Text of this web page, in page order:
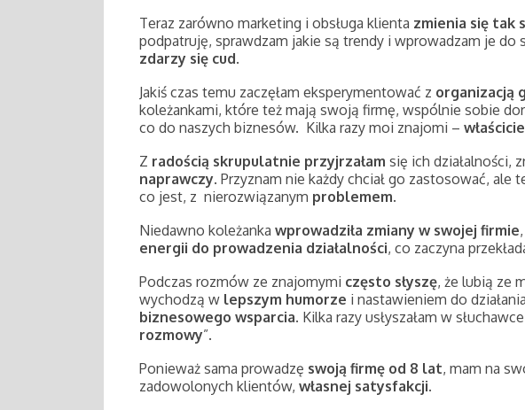
Teraz zarówno marketing i obsługa klienta zmienia się tak
podpatruję, sprawdzam jakie są trendy i wprowadzam je do
zdarzy się cud.
Jakiś czas temu zaczęłam eksperymentować z organizacją
koleżankami, które też mają swoją firmę, wspólnie sobie
co do naszych biznesów. Kilka razy moi znajomi –
Z radością skrupulatnie przyjrzałam się ich działalności,
naprawczy. Przyznam nie każdy chciał go zastosować, ale
co jest, z nierozwiązanym problemem.
Niedawno koleżanka wprowadziła zmiany w swojej firmie
energii do prowadzenia działalności, co zaczyna
Podczas rozmów ze znajomymi często słyszę, że lubią ze
wychodzą w lepszym humorze i nastawieniem do
biznesowego wsparcia. Kilka razy usłyszałam w
rozmowy”.
Ponieważ sama prowadzę swoją firmę od 8 lat, mam na
zadowolonych klientów, własnej satysfakcji.